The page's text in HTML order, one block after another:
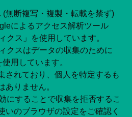
無断複写・複製・転載を禁ず)
によるアクセス解析ツール
クス」を使用しています。
クスはデータの収集のために
用しています。
されており、個人を特定するも
ありません。
にすることで収集を拒否するこ
いのブラウザの設定をご確認く